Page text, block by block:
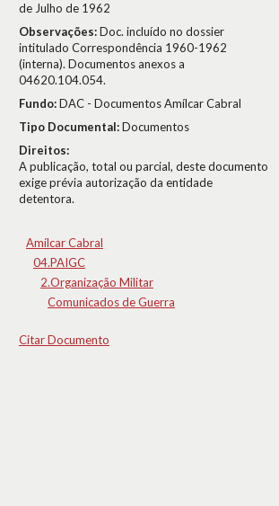
de Julho de 1962
Observações:Doc. incluído no dossier
intitulado Correspondência 1960-1962
(interna). Documentos anexos a
04620.104.054.
Fundo:DAC - Documentos Amílcar Cabral
Tipo Documental:Documentos
Direitos:
A publicação, total ou parcial, deste documento
exige prévia autorização da entidade
detentora.
Amílcar Cabral
04.PAIGC
2.Organização Militar
Comunicados de Guerra
Citar Documento